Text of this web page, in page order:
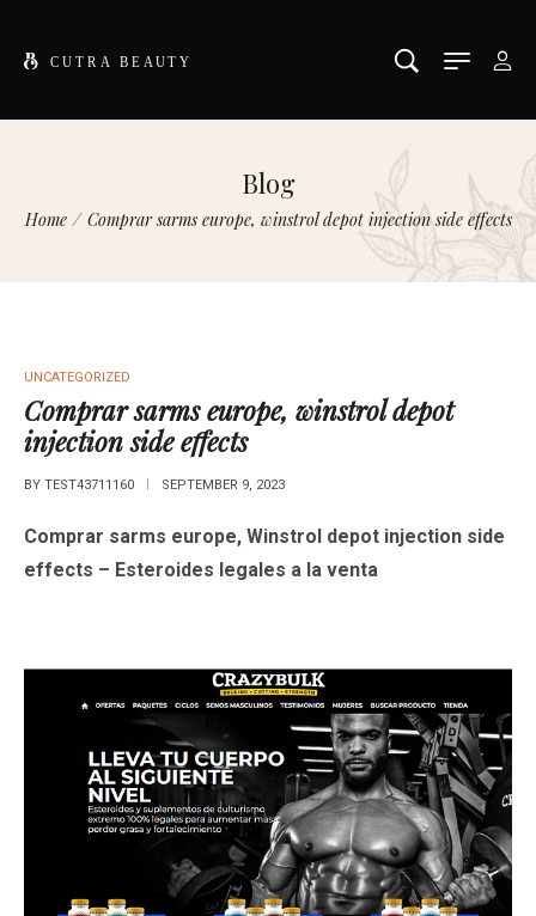
Blog
Home / Comprar sarms europe, winstrol depot injection side effects
UNCATEGORIZED
Comprar sarms europe, winstrol depot
injection side effects
BY TEST43711160 SEPTEMBER 9, 2023
Comprar sarms europe, Winstrol depot injection side
effects – Esteroides legales a la venta